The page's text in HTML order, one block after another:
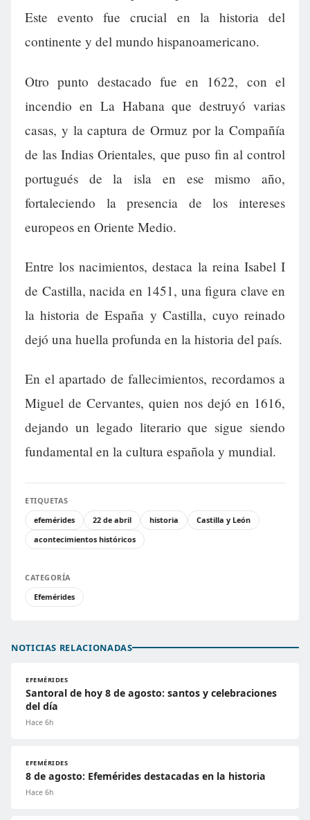
Este evento fue crucial en la historia del
continente y del mundo hispanoamericano.
Otro punto destacado fue en 1622, con el
incendio en La Habana que destruyó varias
casas, y la captura de Ormuz por la Compañía
de las Indias Orientales, que puso fin al control
portugués de la isla en ese mismo año,
fortaleciendo la presencia de los intereses
europeos en Oriente Medio.
Entre los nacimientos, destaca la reina Isabel I
de Castilla, nacida en 1451, una figura clave en
la historia de España y Castilla, cuyo reinado
dejó una huella profunda en la historia del país.
En el apartado de fallecimientos, recordamos a
Miguel de Cervantes, quien nos dejó en 1616,
dejando un legado literario que sigue siendo
fundamental en la cultura española y mundial.
ETIQUETAS
efemérides
22 de abril historia
Castilla y León
acontecimientos históricos
CATEGORÍA
Efemérides
NOTICIAS RELACIONADAS
EFEMÉRIDES
Santoral de hoy 8 de agosto: santos y celebraciones
del día
Hace 6h
EFEMÉRIDES
8 de agosto: Efemérides destacadas en la historia
Hace 6h